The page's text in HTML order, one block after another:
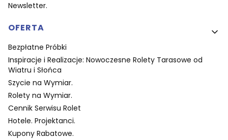
Newsletter.
OFERTA
Bezpłatne Próbki
Inspiracje i Realizacje: Nowoczesne Rolety Tarasowe od
Wiatru i Słońca
Szycie na Wymiar.
Rolety na Wymiar.
Cennik Serwisu Rolet
Hotele. Projektanci.
Kupony Rabatowe.